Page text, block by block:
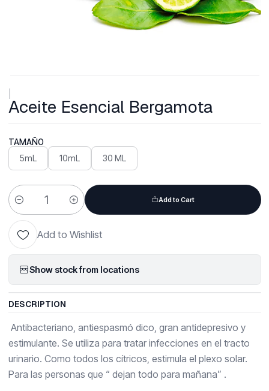
Aceite Esencial Bergamota
TAMAÑO
5mL 10mL 30 ML
Quantity
Add to Cart
Add to Wishlist
Show stock from locations
DESCRIPTION
Antibacteriano, antiespasmó dico, gran antidepresivo y
estimulante. Se utiliza para tratar infecciones en el tracto
urinario. Como todos los cítricos, estimula el plexo solar.
Para las personas que “ dejan todo para mañana” .